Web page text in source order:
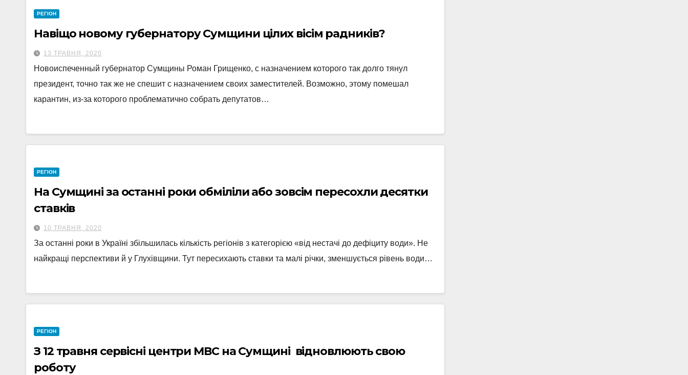
РЕГІОН
Навіщо новому губернатору Сумщини цілих вісім радників?
13 ТРАВНЯ, 2020
Новоиспеченный губернатор Сумщины Роман Грищенко, с назначением которого так долго тянул
президент, точно так же не спешит с назначением своих заместителей. Возможно, этому помешал
карантин, из-за которого проблематично собрать депутатов…
РЕГІОН
На Сумщині за останні роки обміліли або зовсім пересохли десятки
ставків
10 ТРАВНЯ, 2020
За останні роки в Україні збільшилась кількість регіонів з категорією «від нестачі до дефіциту води». Не
найкращі перспективи й у Глухівщини. Тут пересихають ставки та малі річки, зменшується рівень води…
РЕГІОН
З 12 травня сервісні центри МВС на Сумщині відновлюють свою
роботу